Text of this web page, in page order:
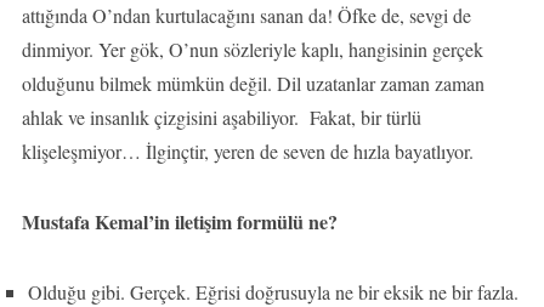
attığında O’ndan kurtulacağını sanan da! Öfke de, sevgi de
dinmiyor. Yer gök, O’nun sözleriyle kaplı, hangisinin gerçek
olduğunu bilmek mümkün değil. Dil uzatanlar zaman zaman
ahlak ve insanlık çizgisini aşabiliyor. Fakat, bir türlü
klişeleşmiyor… İlginçtir, yeren de seven de hızla bayatlıyor.
Mustafa Kemal’in iletişim formülü ne?
Olduğu gibi. Gerçek. Eğrisi doğrusuyla ne bir eksik ne bir fazla.